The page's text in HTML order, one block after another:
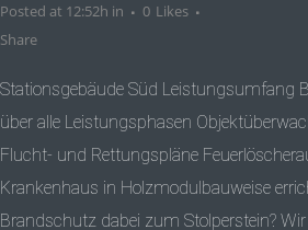
Posted at 12:52h in 0 Likes
Share
Stationsgebäude Süd Leistungsumfang
über alle Leistungsphasen
Flucht- und Rettungspläne
Krankenhaus in Holzmodulbauweise
Brandschutz dabei zum Stolperstein?